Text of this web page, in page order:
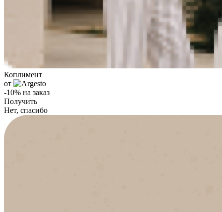
Коплимент
от
-10% на заказ
Получить
Нет, спасибо